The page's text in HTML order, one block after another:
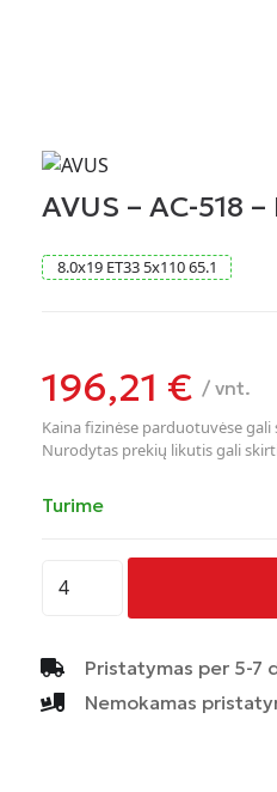
AVUS – AC-518 –
8.0x19 ET33 5x11065.1
196,21 € / vnt.
Kaina fizinėse parduotuvėse gali
Nurodytas prekių likutis gali
Turime
kiekis:
-
AC-
518
Pristatymas per 5-7
Nemokamas